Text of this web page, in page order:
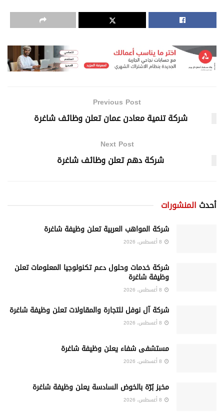
Previous Post
شركة تنمية معادن عمان تعلن وظائف شاغرة
Next Post
شركة دهم تعلن وظائف شاغرة
أحدث المنشورات
شركة المواهب العربية تعلن وظيفة شاغرة
شركة خدمات وحلول دعم تكنولوجيا المعلومات تعلن
وظيفة شاغرة
شركة آل نوفل للتجارة والمقاولات تعلن وظيفة شاغرة
مستشفى شفاء يعلن وظيفة شاغرة
مخبز بُرّة بالخوض السادسة يعلن وظيفة شاغرة